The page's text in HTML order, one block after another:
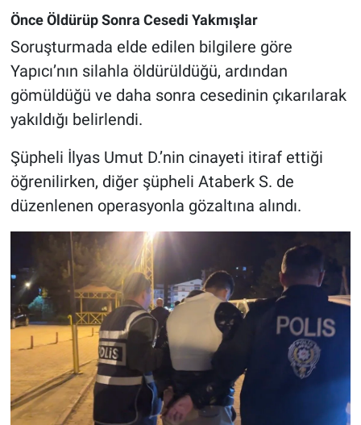
Önce Öldürüp Sonra Cesedi Yakmışlar
Soruşturmada elde edilen bilgilere göre
Yapıcı’nın silahla öldürüldüğü, ardından
gömüldüğü ve daha sonra cesedinin çıkarılarak
yakıldığı belirlendi.
Şüpheli İlyas Umut D.’nin cinayeti itiraf ettiği
öğrenilirken, diğer şüpheli Ataberk S. de
düzenlenen operasyonla gözaltına alındı.